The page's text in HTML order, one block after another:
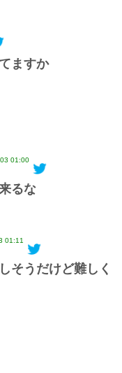
ますか
01:00
るな
01:11
そうだけど難しく